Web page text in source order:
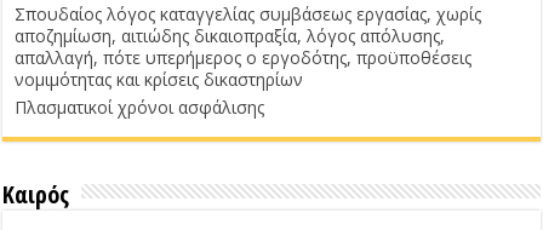
Σπουδαίος λόγος καταγγελίας συμβάσεως εργασίας, χωρίς
αποζημίωση, αιτιώδης δικαιοπραξία, λόγος απόλυσης,
απαλλαγή, πότε υπερήμερος ο εργοδότης, προϋποθέσεις
νομιμότητας και κρίσεις δικαστηρίων
Πλασματικοί χρόνοι ασφάλισης
Καιρός